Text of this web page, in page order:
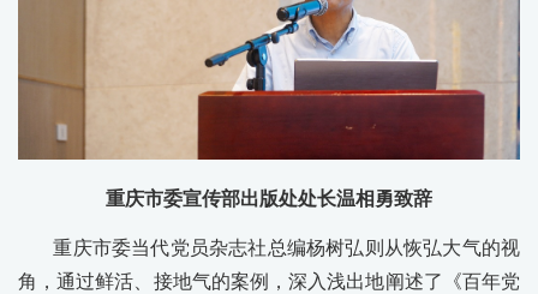
重庆市委宣传部出版处处长温相勇致辞
重庆市委当代党员杂志社总编杨树弘则从恢弘大气的视
角，通过鲜活、接地气的案例，深入浅出地阐述了《百年党